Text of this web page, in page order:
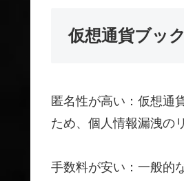
仮想通貨ブッ
匿名性が高い：仮想通
ため、個人情報漏洩の
手数料が安い：一般的